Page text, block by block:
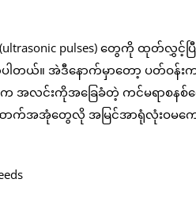
pulses) တွေကို ထုတ်လွှင့်ပြီ
တယ်။ အဲဒီနောက်မှာတော့ ပတ်ဝန်းက
တွေက အလင်းကိုအခြေခံတဲ့ ကင်မရာစန
ာက်အအုံတွေလို အမြင်အာရုံလုံးဝမကေ